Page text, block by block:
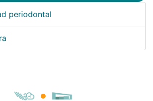
periodontal